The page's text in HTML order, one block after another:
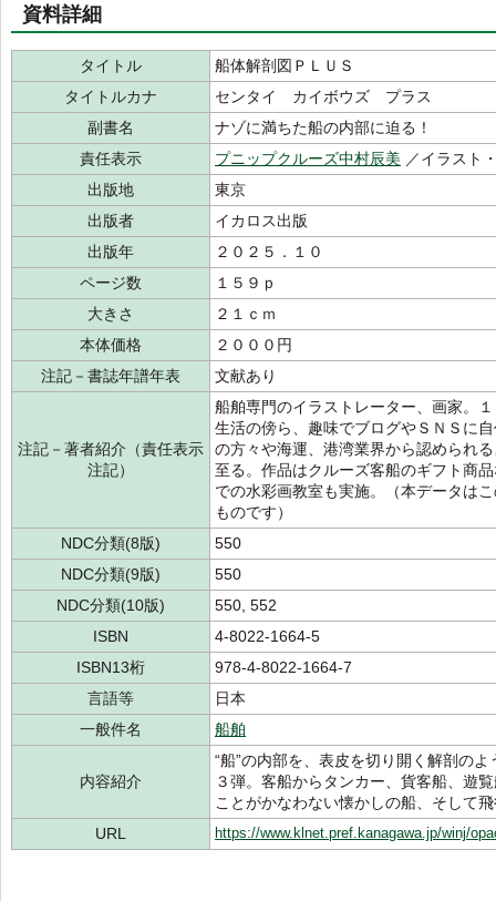
資料詳細
タイトル
船体解剖図ＰＬＵＳ
タイトルカナ
センタイ カイボウズ プラス
副書名
ナゾに満ちた船の内部に迫る！
責任表示
プニップクルーズ中村辰美 ／イラスト
出版地
東京
出版者
イカロス出版
出版年
２０２５．１０
ページ数
１５９ｐ
大きさ
２１ｃｍ
本体価格
２０００円
注記－書誌年譜年表
文献あり
注記－著者紹介（責任表示
注記）
船舶専門のイラストレーター、画家。
生活の傍ら、趣味でブログやＳＮＳに
の方々や海運、港湾業界から認められ
至る。作品はクルーズ客船のギフト商
での水彩画教室も実施。（本データは
ものです）
NDC分類(8版)
550
NDC分類(9版)
550
NDC分類(10版)
550, 552
ISBN
4-8022-1664-5
ISBN13桁
978-4-8022-1664-7
言語等
日本
一般件名
船舶
内容紹介
“船”の内部を、表皮を切り開く解剖の
３弾。客船からタンカー、貨客船、遊
ことがかなわない懐かしの船、そして
URL
https://www.klnet.pref.kanagawa.jp/winj/